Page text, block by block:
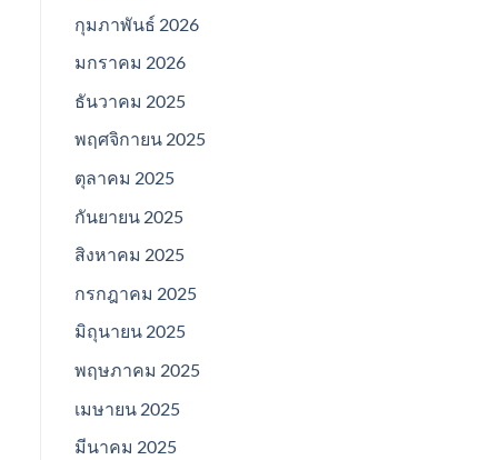
กุมภาพันธ์ 2026
มกราคม 2026
ธันวาคม 2025
พฤศจิกายน 2025
ตุลาคม 2025
กันยายน 2025
สิงหาคม 2025
กรกฎาคม 2025
มิถุนายน 2025
พฤษภาคม 2025
เมษายน 2025
มีนาคม 2025